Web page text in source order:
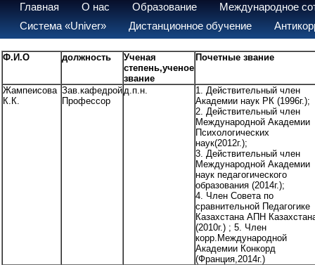
Главная О нас Образование
Международное
Система «Univer»
Дистанционное обучение
Ф.И.О должность
Ученая
степень,ученое
звание
Почетные звание
Жампеисова
К.К.
Зав.кафедрой
Профессор
д.п.н.
1. Действительный член
Академии наук РК (1996г.);
2. Действительный член
Международной Академии
Психологических
наук(2012г.);
3. Действительный член
Международной Академии
наук педагогического
образования (2014г.);
4. Член Совета по
сравнительной Педагогике
Казахстана АПН
(2010г.) ; 5. Член
корр.Международной
Академии Конкорд
(Франция,2014г.)